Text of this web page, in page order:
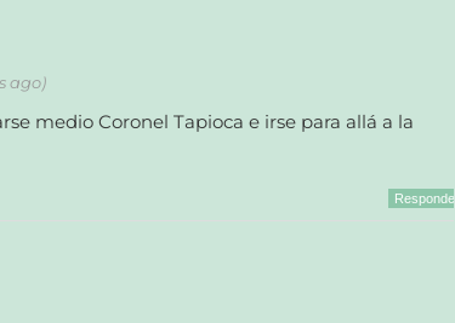
ago)
medio Coronel Tapioca e irse para allá a la
Responder